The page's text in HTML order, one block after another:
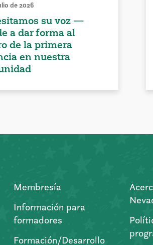
de 2026
su voz —
a dar forma al
de la primera
en nuestra
Membresía
Información para
formadores
Formación/Desarrollo